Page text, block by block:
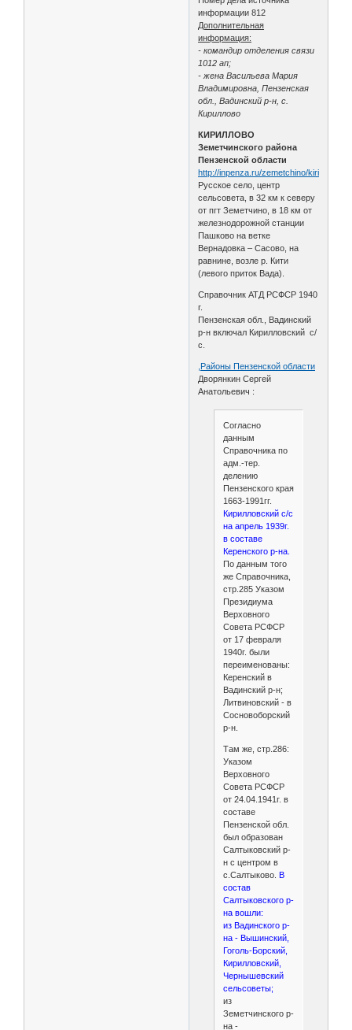
информации 812
Дополнительная
информация:
- командир отделения связи
1012 ап;
- жена Васильева Мария
Владимировна, Пензенская
обл., Вадинский р-н, с.
Кириллово
КИРИЛЛОВО
Земетчинского района
Пензенской области
http://inpenza.ru/zemetchino/
Русское село, центр
сельсовета, в 32 км к северу
от пгт Земетчино, в 18 км от
железнодорожной станции
Пашково на ветке
Вернадовка – Сасово, на
равнине, возле р. Кити
(левого приток Вада).
Справочник АТД РСФСР 1940
г.
Пензенская обл., Вадинский
р-н включал Кирилловский с/
с.
,Районы Пензенской области
Дворянкин Сергей
Анатольевич :
Согласно
данным
Справочника по
адм.-тер.
делению
Пензенского края
1663-1991гг.
Кирилловский с/с
на апрель 1939г.
в составе
Керенского р-на.
По данным того
же Справочника,
стр.285 Указом
Президиума
Верховного
Совета РСФСР
от 17 февраля
1940г. были
переименованы:
Керенский в
Вадинский р-н;
Литвиновский - в
Сосновоборский
р-н.
Там же, стр.286:
Указом
Верховного
Совета РСФСР
от 24.04.1941г. в
составе
Пензенской обл.
был образован
Салтыковский р-
н с центром в
с.Салтыково.
В
состав
Салтыковского р-
на вошли:
из Вадинского р-
на - Вышинский,
Гоголь-Борский,
Кирилловский,
Чернышевский
сельсоветы;
из
Земетчинского р-
на -